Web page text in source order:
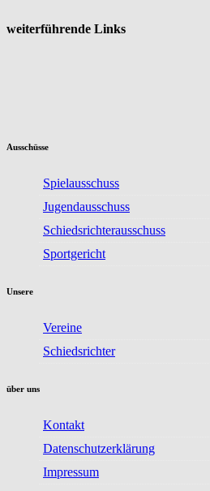
weiterführende Links
Ausschüsse
Spielausschuss
Jugendausschuss
Schiedsrichterausschuss
Sportgericht
Unsere
Vereine
Schiedsrichter
über uns
Kontakt
Datenschutzerklärung
Impressum